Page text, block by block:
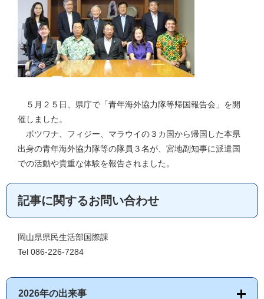
５月２５日、県庁で「青年海外協力隊等帰国報告会」を開
催しました。
ボツワナ、フィジー、マラウイの３カ国から帰国した本県
出身の青年海外協力隊等の隊員３名が、宮地副知事に派遣国
での活動や貴重な体験を報告されました。
記事に関するお問い合わせ
岡山県県民生活部国際課
Tel 086-226-7284
2026年の出来事